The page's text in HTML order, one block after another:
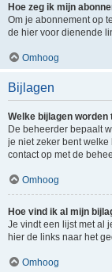
Hoe zeg ik mijn
Om je abonnement op
de hier voor dienende
Omhoog
Bijlagen
Welke bijlagen
De beheerder bepaalt
je niet zeker bent
contact op met de
Omhoog
Hoe vind ik al mijn
Je vindt een lijst met al
hier de links naar het
Omhoog